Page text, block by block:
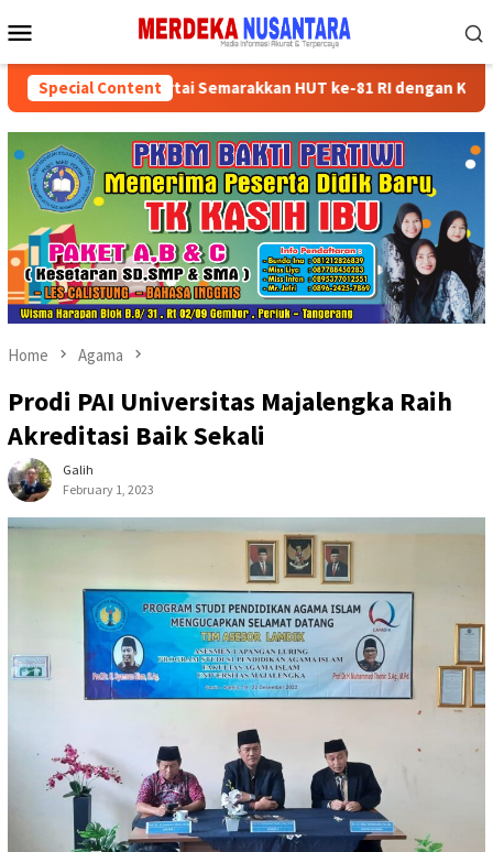
to
Menu
Special Content
Kader Partai Semarakkan HUT ke-81 RI dengan Kegiatan
Home Agama
Prodi PAI Universitas Majalengka Raih
Akreditasi Baik Sekali
Galih
February 1, 2023